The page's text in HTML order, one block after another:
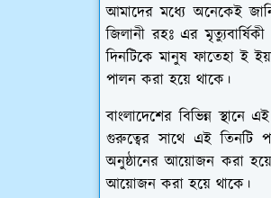
আমাদের মধ্যে অনেকেই
জিলানী রহঃ এর
দিনটিকে মানুষ ফাতেহা ই
পালন করা হয়ে থাকে।
বাংলাদেশের বিভিন্ন
গুরুত্বের সাথে এই তিনটি
অনুষ্ঠানের আয়োজন করা
আয়োজন করা হয়ে থাকে।